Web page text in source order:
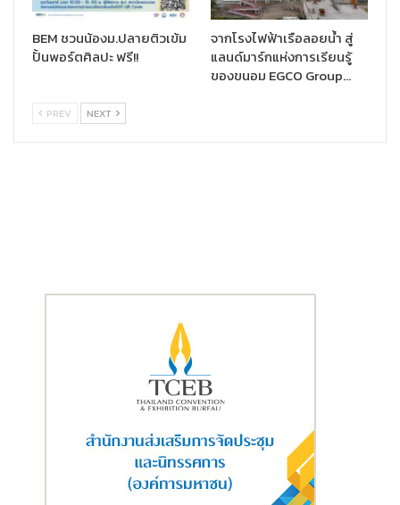
เอเชียทีค แอนเชี่ยนท์ ที เฮ้าส์ ตั้งอยู่ ณ เอเชียทีค เดอะ ริเวอร์ฟร้อนท์
สามารถเดินทางได้อย่างสะดวกทั้งทางบกและทางน้ำ โดยมีบริการเรือ
รับส่งฟรีจากท่าเรือติดกับ BTS สถานีสะพานตากสิน
สมาชิกแมริออท บอนวอย รับส่วนลดสำหรับค่าอาหาร 10% สำรองที่
นั่งและสอบถามรายละเอียดเพิ่มเติม กรุณาโทร +66 (0) 2 059 5999
BEM ชวนน้องม.ปลายติวเข้ม
ปั้นพอร์ตศิลปะ ฟรี!!
จากโรงไฟฟ้าเรือลอยน้ำ สู่
แลนด์มาร์กแห่งการเรียนรู้
ของขนอม EGCO Group…
PREV NEXT